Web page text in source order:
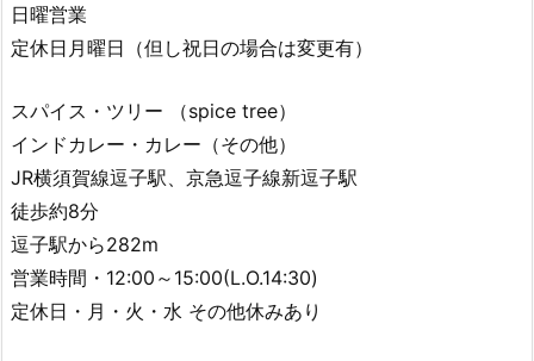
日曜営業
定休日月曜日（但し祝日の場合は変更有）
スパイス・ツリー （spice tree）
インドカレー・カレー（その他）
JR横須賀線逗子駅、京急逗子線新逗子駅
徒歩約8分
逗子駅から282m
営業時間・12:00～15:00(L.O.14:30)
定休日・月・火・水 その他休みあり